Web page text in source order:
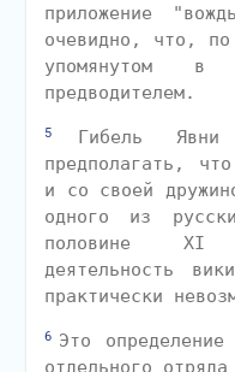
приложение
очевидно, что,
упомянутом
предводителем.
5
Гибель
предполагать,
и со своей
одного из
половине XI
деятельность
практически
6 Это
отдельного